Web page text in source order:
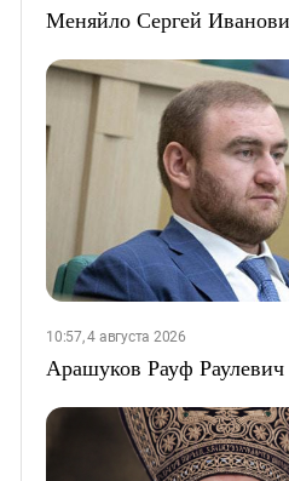
Меняйло Сергей
10:57, 4 августа 2026
Арашуков Рауф Раулевич